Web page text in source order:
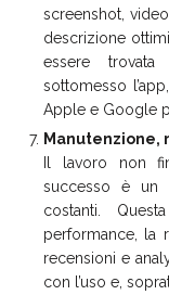
screenshot,
descrizione
essere
sottomesso
Apple e Google
Manutenzione,
Il lavoro non
successo è un
costanti.
performance, la
recensioni e
con l’uso e,